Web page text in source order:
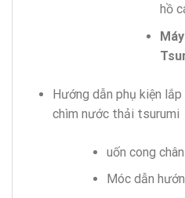
hồ
Hướng dẫn phụ kiện
chìm nước thải tsurumi
uốn cong
Móc dẫn